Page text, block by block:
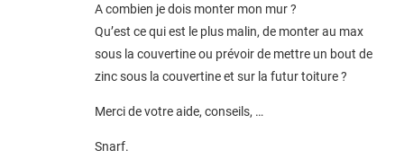
A combien je dois monter mon mur ?
Qu’est ce qui est le plus malin, de monter au max
sous la couvertine ou prévoir de mettre un bout de
zinc sous la couvertine et sur la futur toiture ?
Merci de votre aide, conseils, …
Snarf.